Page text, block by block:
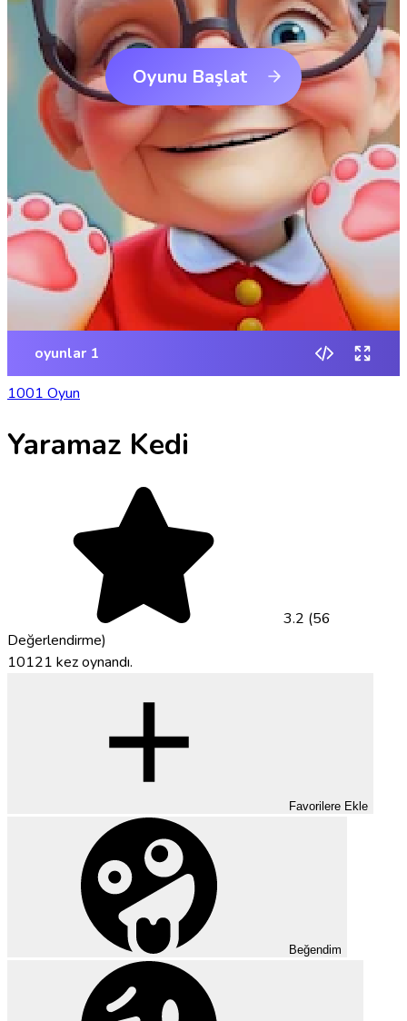
1001 Oyun
Yaramaz Kedi
3.2 (56
Değerlendirme)
10121 kez oynandı.
Favorilere Ekle
Beğendim